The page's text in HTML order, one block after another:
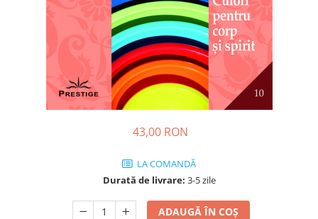
Mistere
Seria Chico Xavier
Seria Helena Blavatsky
Oracole
Sănătate
43,00 RON
LA COMANDĂ
Durată de livrare: 3-5 zile
ADAUGĂ ÎN COȘ